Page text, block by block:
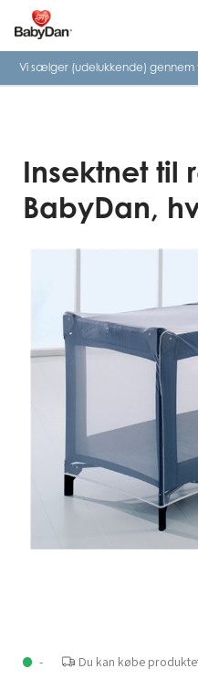
Vi sælger (udelukkende) gennem
- Du kan købe
Insektnet til
BabyDan,